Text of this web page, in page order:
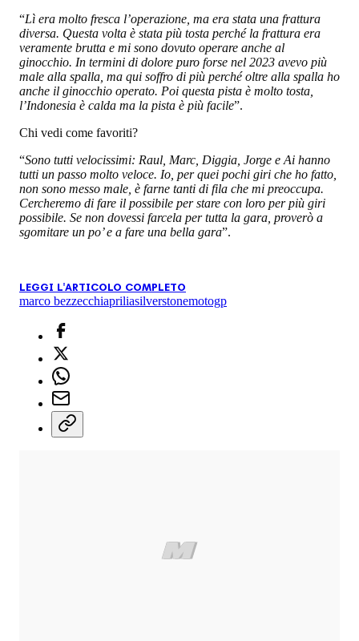
“Lì era molto fresca l’operazione, ma era stata una frattura
diversa. Questa volta è stata più tosta perché la frattura era
veramente brutta e mi sono dovuto operare anche al
ginocchio. In termini di dolore puro forse nel 2023 avevo più
male alla spalla, ma qui soffro di più perché oltre alla spalla ho
anche il ginocchio operato. Poi questa pista è molto tosta,
l’Indonesia è calda ma la pista è più facile”.
Chi vedi come favoriti?
“Sono tutti velocissimi: Raul, Marc, Diggia, Jorge e Ai hanno
tutti un passo molto veloce. Io, per quei pochi giri che ho fatto,
non sono messo male, è farne tanti di fila che mi preoccupa.
Cercheremo di fare il possibile per stare con loro per più giri
possibile. Se non dovessi farcela per tutta la gara, proverò a
sgomitare un po’ e a fare una bella gara”.
LEGGI L'ARTICOLO COMPLETO
marco bezzecchiapriliasilverstonemotogp